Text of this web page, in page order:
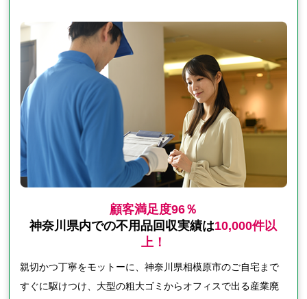
顧客満足度96％
神奈川県内での不用品回収実績は10,000件以
上！
親切かつ丁寧をモットーに、神奈川県相模原市のご自宅まで
すぐに駆けつけ、大型の粗大ゴミからオフィスで出る産業廃